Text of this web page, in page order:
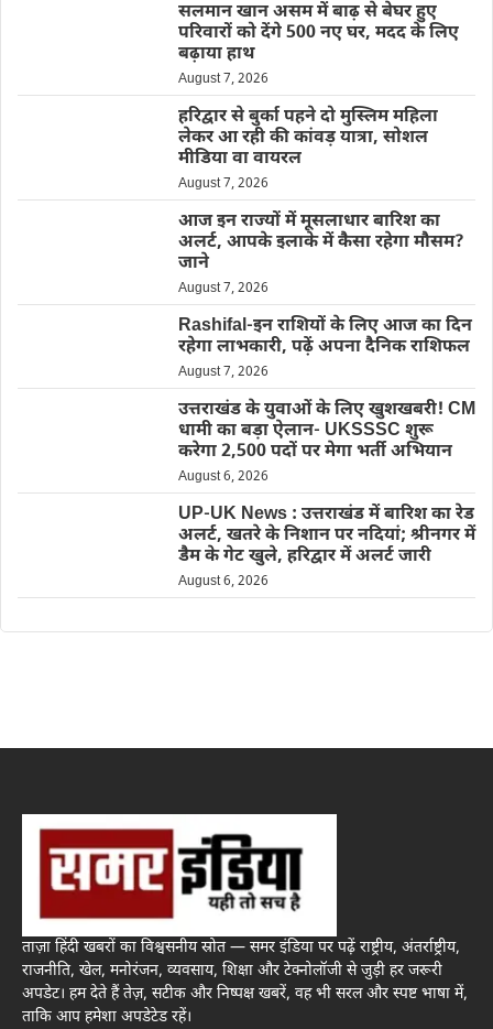
सलमान खान असम में बाढ़ से बेघर हुए
परिवारों को देंगे 500 नए घर, मदद के लिए
बढ़ाया हाथ
August 7, 2026
हरिद्वार से बुर्का पहने दो मुस्लिम महिला
लेकर आ रही की कांवड़ यात्रा, सोशल
मीडिया वा वायरल
August 7, 2026
आज इन राज्यों में मूसलाधार बारिश का
अलर्ट, आपके इलाके में कैसा रहेगा मौसम?
जाने
August 7, 2026
Rashifal-इन राशियों के लिए आज का दिन
रहेगा लाभकारी, पढ़ें अपना दैनिक राशिफल
August 7, 2026
उत्तराखंड के युवाओं के लिए खुशखबरी! CM
धामी का बड़ा ऐलान- UKSSSC शुरू
करेगा 2,500 पदों पर मेगा भर्ती अभियान
August 6, 2026
UP-UK News : उत्तराखंड में बारिश का रेड
अलर्ट, खतरे के निशान पर नदियां; श्रीनगर में
डैम के गेट खुले, हरिद्वार में अलर्ट जारी
August 6, 2026
ताज़ा हिंदी खबरों का विश्वसनीय स्रोत — समर इंडिया पर पढ़ें राष्ट्रीय, अंतर्राष्ट्रीय,
राजनीति, खेल, मनोरंजन, व्यवसाय, शिक्षा और टेक्नोलॉजी से जुड़ी हर जरूरी
अपडेट। हम देते हैं तेज़, सटीक और निष्पक्ष खबरें, वह भी सरल और स्पष्ट भाषा में,
ताकि आप हमेशा अपडेटेड रहें।